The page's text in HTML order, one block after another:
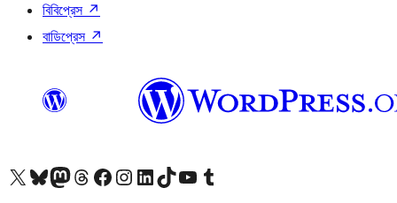
বিবিপ্রেস ↗
বাডিপ্রেস ↗
আমাদের X (আগের টুইটার) অ্যাকাউন্টে যানআমাদের Bluesky অ্যাকাউন্টটি দেখুনআমাদের মাস্টোডন অ্যাকাউন্টটি দেখুনআমাদের থ্রেডস অ্যাকাউন্টটি দেখুনআমাদের ফেসবুক পেজ দেখুনআমাদের ইন্সটাগ্রাম অ্যাকাউন্ট দেখুনআমাদের লিঙ্কডইন অ্যাকাউন্টে যানআমাদের TikTok অ্যাকাউন্টটি দেখুনআমাদের ইউটিউব চ্যানেলে যান আমাদের টাম্বলার অ্যাকাউন্ট দেখুন